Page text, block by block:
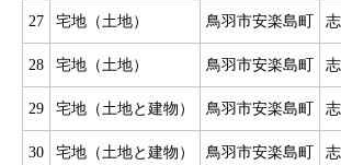
27 宅地（土地） 鳥羽市安楽島町
28 宅地（土地） 鳥羽市安楽島町
29 宅地（土地と建物） 鳥羽市安楽島町
30 宅地（土地と建物） 鳥羽市安楽島町